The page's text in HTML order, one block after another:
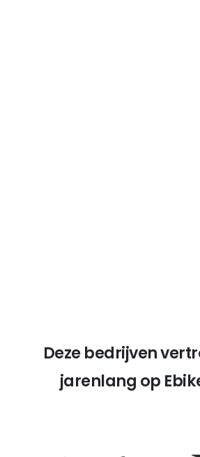
Deze bedrijven
jarenlang op